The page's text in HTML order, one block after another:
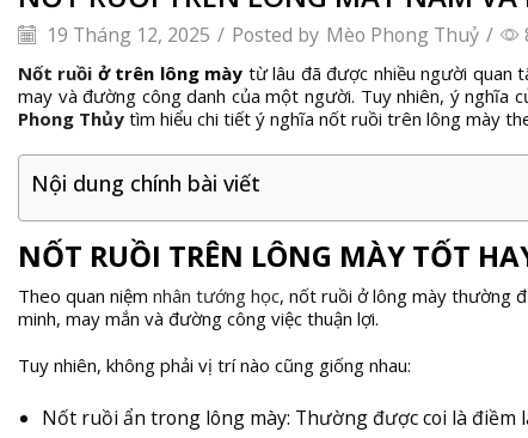
19 Tháng 12, 2025 / Posted by Mèo Phong Thuỷ /
Nốt ruồi ở trên lông mày từ lâu đã được nhiều người quan
may và đường công danh của một người. Tuy nhiên, ý nghĩa
Phong Thủy tìm hiểu chi tiết ý nghĩa nốt ruồi trên lông mày
Nội dung chính bài viết
NỐT RUỒI TRÊN LÔNG MÀY TỐT
Theo quan niệm nhân tướng học, nốt ruồi ở lông mày thường
minh, may mắn và đường công việc thuận lợi.
Tuy nhiên, không phải vị trí nào cũng giống nhau:
Nốt ruồi ẩn trong lông mày: Thường được coi là điềm